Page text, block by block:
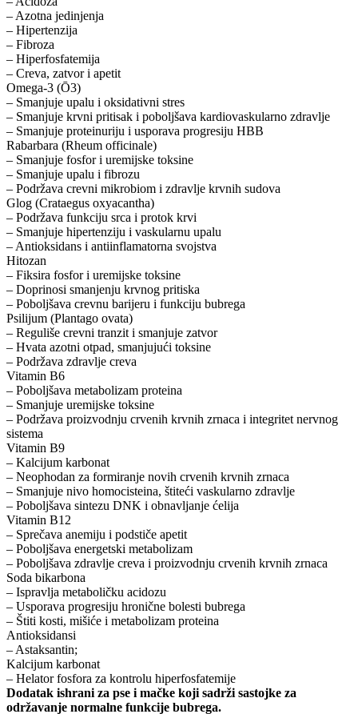
– Azotna jedinjenja
– Hipertenzija
– Fibroza
– Hiperfosfatemija
– Creva, zatvor i apetit
Omega-3 (Ō3)
– Smanjuje upalu i oksidativni stres
– Smanjuje krvni pritisak i poboljšava kardiovaskularno zdravlje
– Smanjuje proteinuriju i usporava progresiju HBB
Rabarbara (Rheum officinale)
– Smanjuje fosfor i uremijske toksine
– Smanjuje upalu i fibrozu
– Podržava crevni mikrobiom i zdravlje krvnih sudova
Glog (Crataegus oxyacantha)
– Podržava funkciju srca i protok krvi
– Smanjuje hipertenziju i vaskularnu upalu
– Antioksidans i antiinflamatorna svojstva
Hitozan
– Fiksira fosfor i uremijske toksine
– Doprinosi smanjenju krvnog pritiska
– Poboljšava crevnu barijeru i funkciju bubrega
Psilijum (Plantago ovata)
– Reguliše crevni tranzit i smanjuje zatvor
– Hvata azotni otpad, smanjujući toksine
– Podržava zdravlje creva
Vitamin B6
– Poboljšava metabolizam proteina
– Smanjuje uremijske toksine
– Podržava proizvodnju crvenih krvnih zrnaca i integritet nervnog
sistema
Vitamin B9
– Kalcijum karbonat
– Neophodan za formiranje novih crvenih krvnih zrnaca
– Smanjuje nivo homocisteina, štiteći vaskularno zdravlje
– Poboljšava sintezu DNK i obnavljanje ćelija
Vitamin B12
– Sprečava anemiju i podstiče apetit
– Poboljšava energetski metabolizam
– Poboljšava zdravlje creva i proizvodnju crvenih krvnih zrnaca
Soda bikarbona
– Ispravlja metaboličku acidozu
– Usporava progresiju hronične bolesti bubrega
– Štiti kosti, mišiće i metabolizam proteina
Antioksidansi
– Astaksantin;
Kalcijum karbonat
– Helator fosfora za kontrolu hiperfosfatemije
Dodatak ishrani za pse i mačke koji sadrži sastojke za
održavanje normalne funkcije bubrega.